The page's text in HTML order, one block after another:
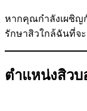
หากคุณกำลังเผชิญ
รักษาสิวใกล้ฉันที่จ
ตำแหน่งสิวบ